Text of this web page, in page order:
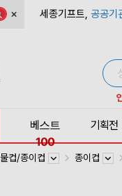
× 세종기프트, 공공기
베스트
100
기획전
물컵/종이컵 종이컵